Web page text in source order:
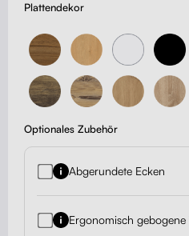
Plattendekor
Optionales Zubehör
Abgerundete Ecken
Ergonomisch gebogene